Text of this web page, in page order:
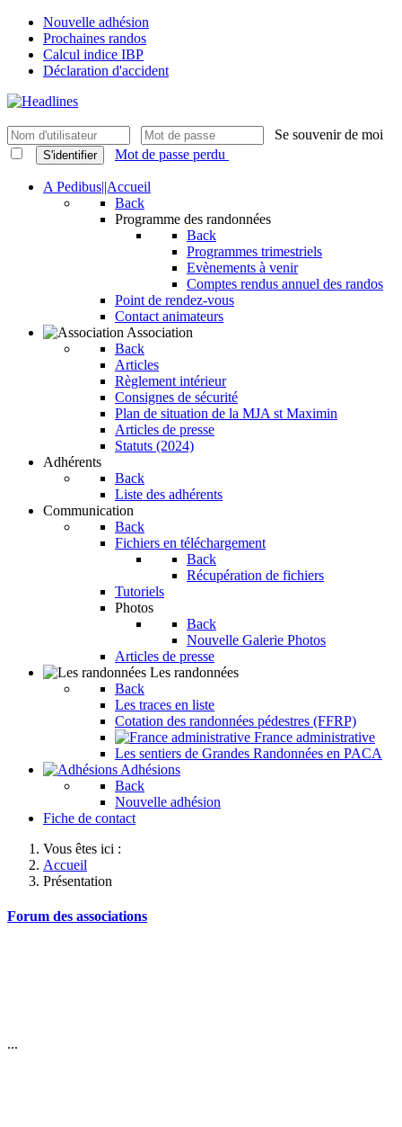
Nouvelle adhésion
Prochaines randos
Calcul indice IBP
Déclaration d'accident
Se souvenir de moi
S'identifier Mot de passe perdu
A Pedibus||Accueil
Back
Programme des randonnées
Back
Programmes trimestriels
Evènements à venir
Comptes rendus annuel des randos
Point de rendez-vous
Contact animateurs
Association
Back
Articles
Règlement intérieur
Consignes de sécurité
Plan de situation de la MJA st Maximin
Articles de presse
Statuts (2024)
Adhérents
Back
Liste des adhérents
Communication
Back
Fichiers en téléchargement
Back
Récupération de fichiers
Tutoriels
Photos
Back
Nouvelle Galerie Photos
Articles de presse
Les randonnées
Back
Les traces en liste
Cotation des randonnées pédestres (FFRP)
France administrative
Les sentiers de Grandes Randonnées en PACA
Adhésions
Back
Nouvelle adhésion
Fiche de contact
Vous êtes ici :
Accueil
Présentation
Forum des associations
...